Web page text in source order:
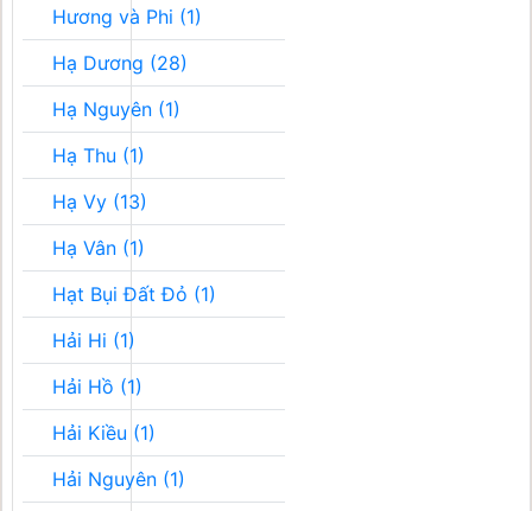
Hương và Phi (1)
Hạ Dương (28)
Hạ Nguyên (1)
Hạ Thu (1)
Hạ Vy (13)
Hạ Vân (1)
Hạt Bụi Đất Đỏ (1)
Hải Hi (1)
Hải Hồ (1)
Hải Kiều (1)
Hải Nguyên (1)